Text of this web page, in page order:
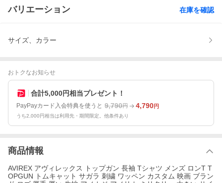
バリエーション 在庫を確認
サイズ、カラー
おトクなお知らせ
合計5,000円相当プレゼント！
PayPayカード入会特典を使うと 9,790円 4,790円
うち2,000円相当は利用先・期間限定。他条件あり
商品情報
AVIREX アヴィレックス トップガン 長袖 Tシャツ メンズ ロンT T
OPGUN トムキャット サガラ 刺繍 ワッペン カスタム 映画 ブラン